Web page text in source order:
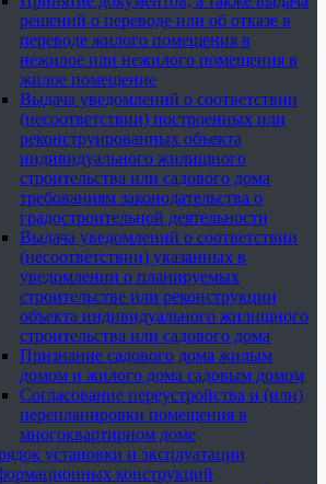
решений о переводе или об отказе в
переводе жилого помещения в
нежилое или нежилого помещения в
жилое помещение
Выдача уведомлений о соответствии
(несоответствии) построенных или
реконструированных объекта
индивидуального жилищного
строительства или садового дома
требованиям законодательства о
градостроительной деятельности
Выдача уведомлений о соответствии
(несоответствии) указанных в
уведомлении о планируемых
строительстве или реконструкции
объекта индивидуального жилищного
строительства или садового дома
Признание садового дома жилым
домом и жилого дома садовым домом
Согласование переустройства и (или)
перепланировки помещения в
многоквартирном доме
установки и эксплуатации
конструкций